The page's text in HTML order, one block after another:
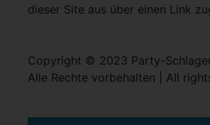
dieser Site aus über einen Link
Copyright © 2023 Party-
Alle Rechte vorbehalten | All